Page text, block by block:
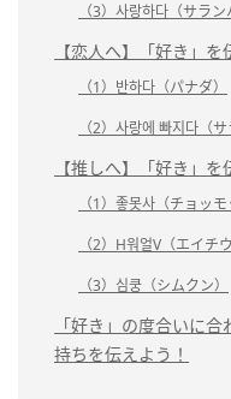
（3）사랑하다（サラン
【恋人へ】「好き」
（1）반하다（パナダ）
（2）사랑에 빠지다（
【推しへ】「好き」
（1）좋못사（チョッモ
（2）H워얼V（エイチ
（3）심쿵（シムクン）
「好き」の度合いに
持ちを伝えよう！